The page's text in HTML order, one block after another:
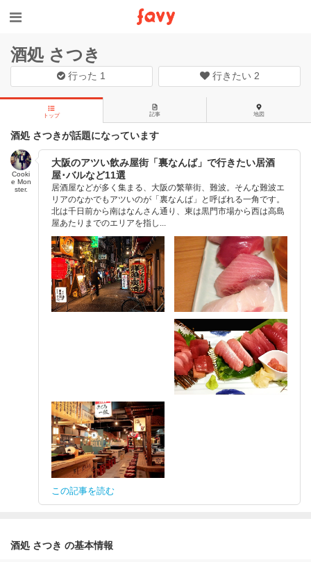
酒処 さつき
行った 1 行きたい 2
トップ 記事 地図
酒処 さつきが話題になっています
Cooki
e Mon
ster.
大阪のアツい飲み屋街「裏なんば」で行きたい居酒
屋･バルなど11選
居酒屋などが多く集まる、大阪の繁華街、難波。そんな難波エ
リアのなかでもアツいのが「裏なんば」と呼ばれる一角です。
北は千日前から南はなんさん通り、東は黒門市場から西は高島
屋あたりまでのエリアを指し...
この記事を読む
酒処 さつき の基本情報